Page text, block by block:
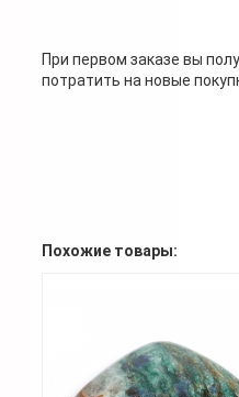
При первом заказе вы
потратить на новые
Похожие товары: